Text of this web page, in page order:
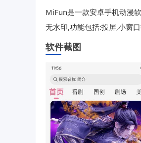
MiFun是一款安卓手机动漫
无水印,功能包括:投屏,小窗
软件截图